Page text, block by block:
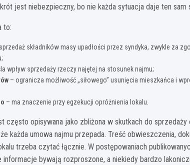
jest niebezpieczny, bo nie każda sytuacja daje ten sam
to:
składników masy upadłości przez syndyka, zwykle za
wpływ sprzedaży rzeczy najętej na stosunek najmu;
– ogranicza możliwość „siłowego” usunięcia mieszkańca i
– ma znaczenie przy egzekucji opróżnienia lokalu.
często opisywana jako zbliżona w skutkach do sprzedaży
każda umowa najmu przepada. Treść obwieszczenia,
trzeba czytać łącznie. W postępowaniach
informacje bywają rozproszone, a niekiedy bardzo